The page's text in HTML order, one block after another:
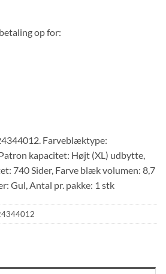
op for:
Farveblæktype:
kapacitet: Højt (XL) udbytte,
740 Sider, Farve blæk volumen: 8,7
Gul, Antal pr. pakke: 1 stk